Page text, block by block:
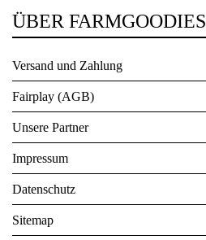
ÜBER FARMGOODIES
Versand und Zahlung
Fairplay (AGB)
Unsere Partner
Impressum
Datenschutz
Sitemap